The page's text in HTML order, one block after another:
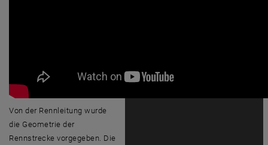
Von der Rennleitung wurde
die Geometrie der
Rennstrecke vorgegeben. Die